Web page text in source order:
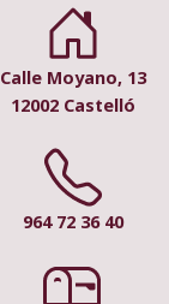
Calle Moyano, 13
12002 Castelló
964 72 36 40